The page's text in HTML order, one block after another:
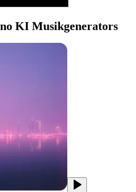
KI Musikgenerators